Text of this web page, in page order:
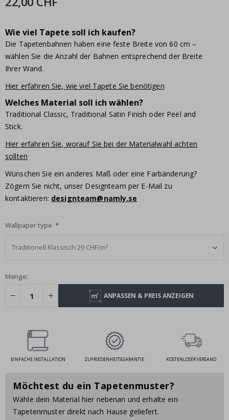
Wie viel Tapete soll ich kaufen?
Die Tapetenbahnen haben eine feste Breite von 60 cm –
wählen Sie die Anzahl der Bahnen entsprechend der Breite
Ihrer Wand.
Hier erfahren Sie, wie viel Tapete Sie benötigen
Welches Material soll ich wählen?
Traditional Classic, Traditional Satin Finish oder Peel and
Stick.
Hier erfahren Sie, worauf Sie bei der Materialwahl achten
sollten
Wünschen Sie ein anderes Maß oder eine Farbänderung?
Zögern Sie nicht, unser Designteam per E-Mail zu
kontaktieren: designteam@namly.se
Wallpaper type
Menge:
ANPASSEN & PREIS ANZEIGEN
EINFACHE INSTALLATION ZUFRIEDENHEITSGARANTIE KOSTENLOSER VERSAND
Möchtest du ein Tapetenmuster?
Wähle dein Material hier nebenan und erhalte ein
Tapetenmuster direkt nach Hause geliefert.